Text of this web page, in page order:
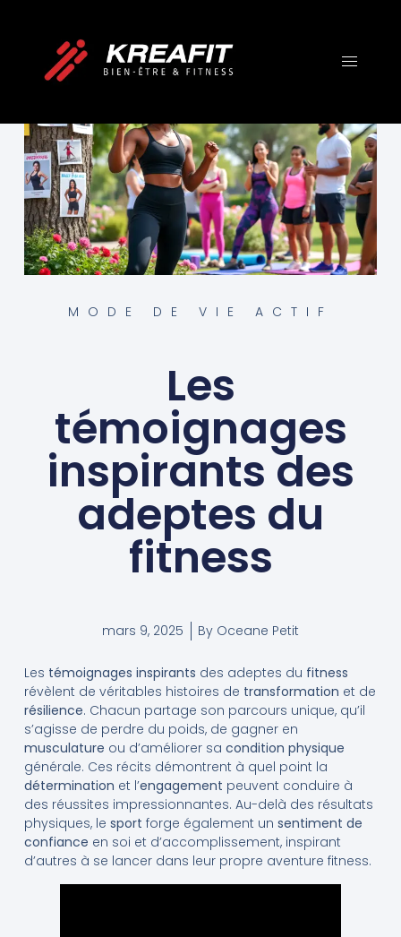
MODE DE VIE ACTIF
Les
témoignages
inspirants des
adeptes du
fitness
mars 9, 2025 By Oceane Petit
Les témoignages inspirants des adeptes du fitness
révèlent de véritables histoires de transformation et de
résilience. Chacun partage son parcours unique, qu’il
s’agisse de perdre du poids, de gagner en
musculature ou d’améliorer sa condition physique
générale. Ces récits démontrent à quel point la
détermination et l’engagement peuvent conduire à
des réussites impressionnantes. Au-delà des résultats
physiques, le sport forge également un sentiment de
confiance en soi et d’accomplissement, inspirant
d’autres à se lancer dans leur propre aventure fitness.